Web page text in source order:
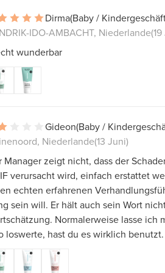
Dirma(Baby /
IDO-AMBACHT, Niederlande
wunderbar
Gideon(Baby /
Niederlande(13 Juni)
Manager zeigt nicht, dass der
verursacht wird, einfach erstattet
echten erfahrenen
sein will. Er hält auch sein Wort
Normalerweise lasse ich
loswerte, hast du es wirklich benutzt.